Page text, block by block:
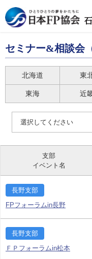
セミナー&相談会
北海道 東
東海 近
選択してください
支部
イベント名
長野支部
FPフォーラムin長野
長野支部
ＦＰフォーラムin松本